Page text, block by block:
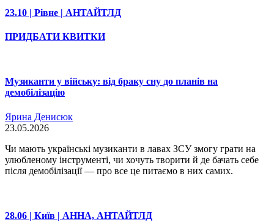
23.10 | Рівне | АНТАЙТЛД
ПРИДБАТИ КВИТКИ
Музиканти у війську: від браку сну до планів на
демобілізацію
Ярина Денисюк
23.05.2026
Чи мають українські музиканти в лавах ЗСУ змогу грати на
улюбленому інструменті, чи хочуть творити й де бачать себе
після демобілізації — про все це питаємо в них самих.
28.06 | Київ | АННА, АНТАЙТЛД